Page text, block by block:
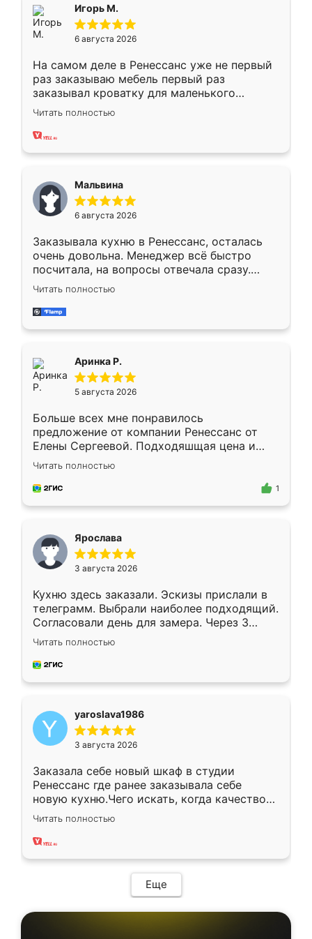
Игорь М.
6 августа 2026
На самом деле в Ренессанс уже не первый
раз заказываю мебель первый раз
заказывал кроватку для маленького
ребёнка при его рождении ,во второй раз
заказал шкаф-купе. По качеству очень
хорошее сборка достаточно быстрая,
меньше, здесь же он более разнообразный.
Мне нравится ,если что-то потребуется из
мебели буду заказывать только здесь.
Читать полностью
Мальвина
6 августа 2026
Заказывала кухню в Ренессанс, осталась
очень довольна. Менеджер всё быстро
посчитала, на вопросы отвечала сразу.
Замерщик приехал в субботу, подошёл к
делу со всей ответственностью. Собрали
за день, ребята работали аккуратно, даже
Читать полностью
Аринка Р.
5 августа 2026
Больше всех мне понравилось
предложение от компании Ренессанс от
Елены Сергеевой. Подходяшщая цена и
короткие сроки изготовления. Приехавший
для замера сотрудник Владислав
предложил по моему эскизу самый
Читать полностью
1
Ярослава
3 августа 2026
Кухню здесь заказали. Эскизы прислали в
телеграмм. Выбрали наиболее подходящий.
Согласовали день для замера. Через 3
недели кухня была уже готова. Остались
довольны работой. Спасибо Ренессанс
мебель за качественную работу!
Читать полностью
yaroslava1986
3 августа 2026
Заказала себе новый шкаф в студии
Ренессанс где ранее заказывала себе
новую кухню.Чего искать, когда качеством
вполне довольна. Служит кухня уже почти
два года, нареканий нет.
Читать полностью
Еще